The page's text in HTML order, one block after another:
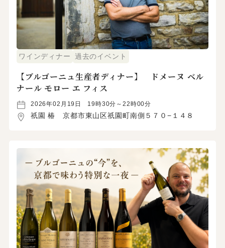
ワインディナー 過去のイベント
【ブルゴーニュ生産者ディナー】 ドメーヌ ベル
ナール モロー エ フィス
2026年02月19日 19時30分～22時00分
祇園 椿 京都市東山区祇園町南側５７０−１４８